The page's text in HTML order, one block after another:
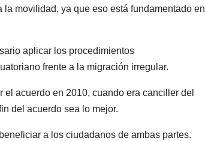
movilidad, ya que eso está fundamentado en
aplicar los procedimientos
frente a la migración irregular.
acuerdo en 2010, cuando era canciller del
del acuerdo sea lo mejor.
a los ciudadanos de ambas partes.